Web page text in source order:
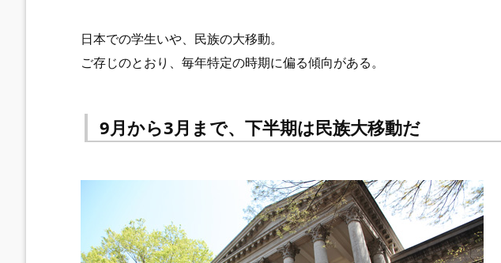
日本での学生いや、民族の大移動。
ご存じのとおり、毎年特定の時期に偏る傾向がある。
9月から3月まで、下半期は民族大移動だ